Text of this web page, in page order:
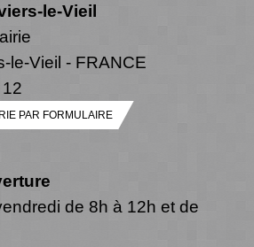
le-Vieil
le-Vieil - FRANCE
PAR FORMULAIRE
de 8h à 12h et de